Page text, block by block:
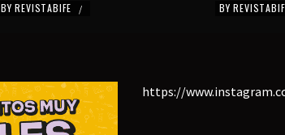
BY REVISTABIFE / BY
https://